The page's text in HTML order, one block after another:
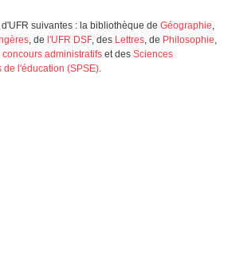
suivantes : la bibliothèque de Géographie,
, de l'UFR DSF, des Lettres, de Philosophie,
concours administratifs et des Sciences
l'éducation (SPSE).